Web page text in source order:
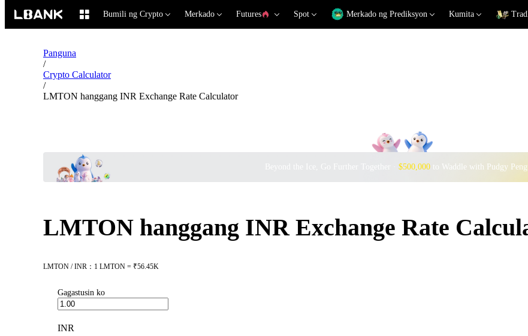
Bumili ng Crypto Merkado Futures Spot Merkado ng Prediksyon Kumita
Panguna
/
Crypto Calculator
/
LMTON hanggang INR Exchange Rate Calculator
Beyond the Ice, Go Further Together · $500,000to Waddle with Pudgy
LMTON hanggang INR Exchange Rate
LMTON / INR：1 LMTON = ₹56.45K
Gagastusin ko
INR